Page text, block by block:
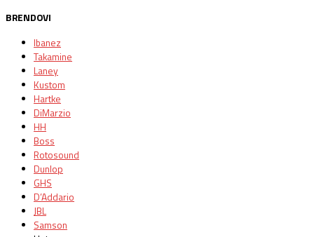
BRENDOVI
Ibanez
Takamine
Laney
Kustom
Hartke
DiMarzio
HH
Boss
Rotosound
Dunlop
GHS
D’Addario
JBL
Samson